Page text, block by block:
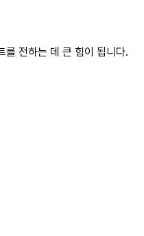
를 전하는 데 큰 힘이 됩니다.